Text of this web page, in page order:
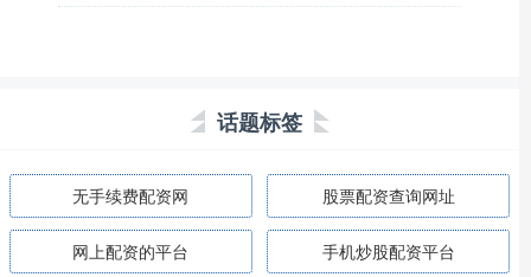
话题标签
无手续费配资网 股票配资查询网址
网上配资的平台 手机炒股配资平台